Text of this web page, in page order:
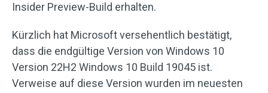
Insider Preview-Build erhalten.
Kürzlich hat Microsoft versehentlich bestätigt,
dass die endgültige Version von Windows 10
Version 22H2 Windows 10 Build 19045 ist.
Verweise auf diese Version wurden im neuesten